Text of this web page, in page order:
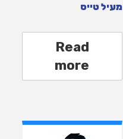
מעיל טייס
Read
more